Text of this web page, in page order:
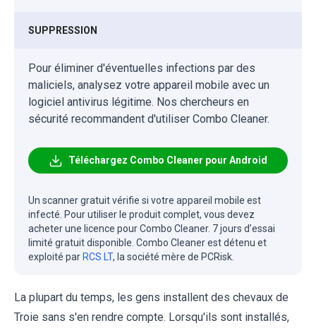
SUPPRESSION
Pour éliminer d'éventuelles infections par des
maliciels, analysez votre appareil mobile avec un
logiciel antivirus légitime. Nos chercheurs en
sécurité recommandent d'utiliser Combo Cleaner.
Téléchargez Combo Cleaner pour Android
Un scanner gratuit vérifie si votre appareil mobile est
infecté. Pour utiliser le produit complet, vous devez
acheter une licence pour Combo Cleaner. 7 jours d’essai
limité gratuit disponible. Combo Cleaner est détenu et
exploité par RCS LT, la société mère de PCRisk.
La plupart du temps, les gens installent des chevaux de
Troie sans s'en rendre compte. Lorsqu'ils sont installés,